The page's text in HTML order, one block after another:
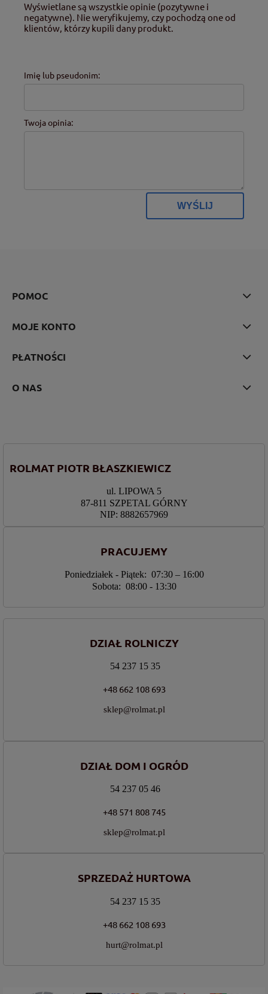
Wyświetlane są wszystkie opinie (pozytywne i
negatywne). Nie weryfikujemy, czy pochodzą one od
klientów, którzy kupili dany produkt.
Imię lub pseudonim:
Twoja opinia:
WYŚLIJ
POMOC
MOJE KONTO
PŁATNOŚCI
O NAS
ROLMAT PIOTR BŁASZKIEWICZ
ul. LIPOWA 5
87-811 SZPETAL GÓRNY
NIP: 8882657969
PRACUJEMY
Poniedziałek - Piątek: 07:30 – 16:00
Sobota: 08:00 - 13:30
DZIAŁ ROLNICZY
54 237 15 35
+48 662 108 693
sklep@rolmat.pl
DZIAŁ DOM I OGRÓD
54 237 05 46
+48 571 808 745
sklep@rolmat.pl
SPRZEDAŻ HURTOWA
54 237 15 35
+48 662 108 693
hurt@rolmat.pl